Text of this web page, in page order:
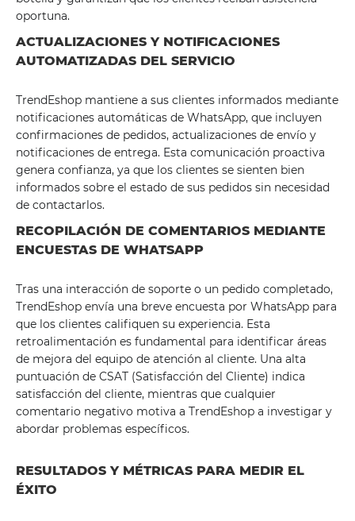
oportuna.
ACTUALIZACIONES Y NOTIFICACIONES
AUTOMATIZADAS DEL SERVICIO
TrendEshop mantiene a sus clientes informados mediante
notificaciones automáticas de WhatsApp, que incluyen
confirmaciones de pedidos, actualizaciones de envío y
notificaciones de entrega. Esta comunicación proactiva
genera confianza, ya que los clientes se sienten bien
informados sobre el estado de sus pedidos sin necesidad
de contactarlos.
RECOPILACIÓN DE COMENTARIOS MEDIANTE
ENCUESTAS DE WHATSAPP
Tras una interacción de soporte o un pedido completado,
TrendEshop envía una breve encuesta por WhatsApp para
que los clientes califiquen su experiencia. Esta
retroalimentación es fundamental para identificar áreas
de mejora del equipo de atención al cliente. Una alta
puntuación de CSAT (Satisfacción del Cliente) indica
satisfacción del cliente, mientras que cualquier
comentario negativo motiva a TrendEshop a investigar y
abordar problemas específicos.
RESULTADOS Y MÉTRICAS PARA MEDIR EL
ÉXITO